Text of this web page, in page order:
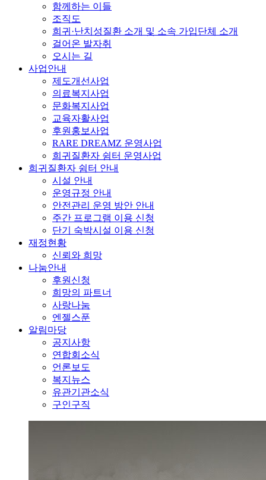
함께하는 이들
조직도
희귀·난치성질환 소개 및 소속 가입단체 소개
걸어온 발자취
오시는 길
사업안내
제도개선사업
의료복지사업
문화복지사업
교육자활사업
후원홍보사업
RARE DREAMZ 운영사업
희귀질환자 쉼터 운영사업
희귀질환자 쉼터 안내
시설 안내
운영규정 안내
안전관리 운영 방안 안내
주간 프로그램 이용 신청
단기 숙박시설 이용 신청
재정현황
신뢰와 희망
나눔안내
후원신청
희망의 파트너
사랑나눔
엔젤스푼
알림마당
공지사항
연합회소식
언론보도
복지뉴스
유관기관소식
구인구직